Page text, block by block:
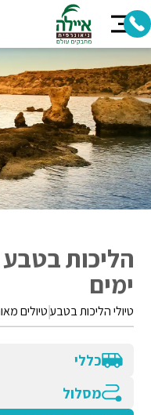
ימים
טיולי הליכות בטבעטיולים
כללי
מסלול